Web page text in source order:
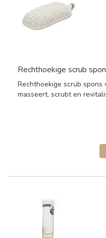
Rechthoekige scrub
Rechthoekige scrub spons
masseert, scrubt en